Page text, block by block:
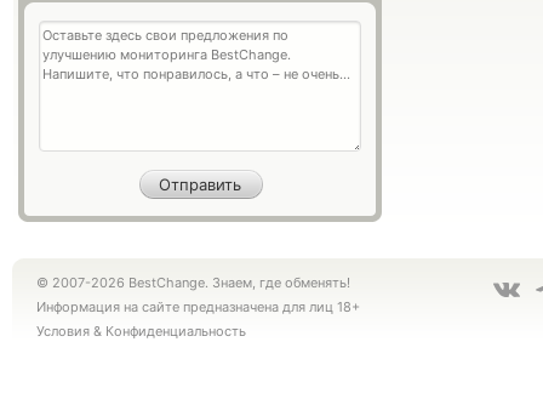
© 2007-2026 BestChange. Знаем, где обменять!
Информация на сайте предназначена для лиц 18+
Условия & Конфиденциальность